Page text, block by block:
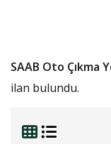
SAAB Oto Çıkma
ilan bulundu.